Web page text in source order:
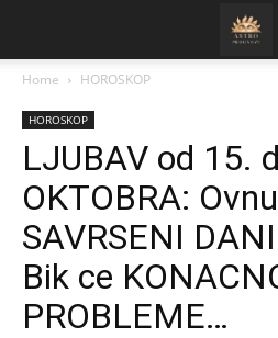
Home HOROSKOP
HOROSKOP
LJUBAV od 15.
OKTOBRA:
SAVRSENI
Bik ce
PROBLEME…